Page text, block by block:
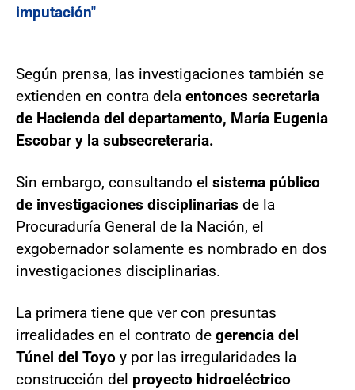
imputación"
Según prensa, las investigaciones también se
extienden en contra dela entonces secretaria
de Hacienda del departamento, María Eugenia
Escobar y la subsecreteraria.
Sin embargo, consultando el sistema público
de investigaciones disciplinarias de la
Procuraduría General de la Nación, el
exgobernador solamente es nombrado en dos
investigaciones disciplinarias.
La primera tiene que ver con presuntas
irrealidades en el contrato de gerencia del
Túnel del Toyo y por las irregularidades la
construcción del proyecto hidroeléctrico